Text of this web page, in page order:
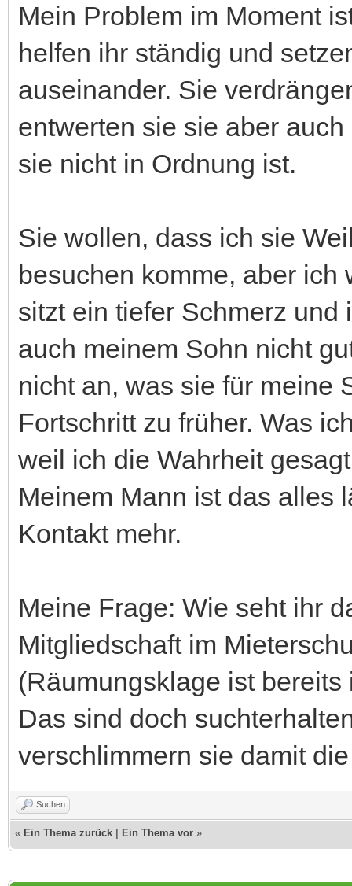
Mein Problem im Moment
helfen ihr ständig und
auseinander. Sie
entwerten sie sie aber
sie nicht in Ordnung ist.
Sie wollen, dass ich sie
besuchen komme, aber
sitzt ein tiefer Schmerz
auch meinem Sohn nicht
nicht an, was sie für meine
Fortschritt zu früher. Was
weil ich die Wahrheit
Meinem Mann ist das alles
Kontakt mehr.
Meine Frage: Wie seht ihr
Mitgliedschaft im
(Räumungsklage ist
Das sind doch
verschlimmern sie damit
Suchen
« Ein Thema zurück Ein Thema vor »